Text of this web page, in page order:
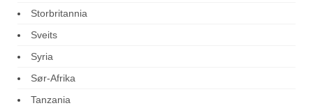
Storbritannia
Sveits
Syria
Sør-Afrika
Tanzania